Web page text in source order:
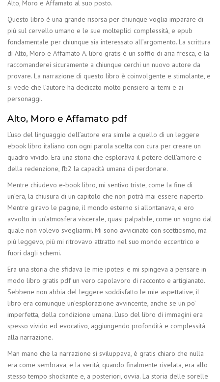
Alto, Moro e Affamato al suo posto.
Questo libro è una grande risorsa per chiunque voglia imparare di
più sul cervello umano e le sue molteplici complessità, e epub
fondamentale per chiunque sia interessato all’argomento. La scrittura
di Alto, Moro e Affamato A. libro gratis è un soffio di aria fresca, e la
raccomanderei sicuramente a chiunque cerchi un nuovo autore da
provare. La narrazione di questo libro è coinvolgente e stimolante, e
si vede che l’autore ha dedicato molto pensiero ai temi e ai
personaggi.
Alto, Moro e Affamato pdf
L’uso del linguaggio dell’autore era simile a quello di un leggere
ebook libro italiano con ogni parola scelta con cura per creare un
quadro vivido. Era una storia che esplorava il potere dell’amore e
della redenzione, fb2 la capacità umana di perdonare.
Mentre chiudevo e-book libro, mi sentivo triste, come la fine di
un’era, la chiusura di un capitolo che non potrà mai essere riaperto.
Mentre giravo le pagine, il mondo esterno si allontanava, e ero
avvolto in un’atmosfera viscerale, quasi palpabile, come un sogno dal
quale non volevo svegliarmi. Mi sono avvicinato con scetticismo, ma
più leggevo, più mi ritrovavo attratto nel suo mondo eccentrico e
fuori dagli schemi.
Era una storia che sfidava le mie ipotesi e mi spingeva a pensare in
modo libro gratis pdf un vero capolavoro di racconto e artigianato.
Sebbene non abbia del leggere soddisfatto le mie aspettative, il
libro era comunque un’esplorazione avvincente, anche se un po’
imperfetta, della condizione umana. L’uso del libro di immagini era
spesso vivido ed evocativo, aggiungendo profondità e complessità
alla narrazione.
Man mano che la narrazione si sviluppava, è gratis chiaro che nulla
era come sembrava, e la verità, quando finalmente rivelata, era allo
stesso tempo shockante e, a posteriori, ovvia. La storia delle sorelle